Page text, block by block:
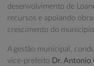
desenvolvimento de
recursos e apoiando
crescimento do município.
A gestão municipal,
vice-prefeito Dr. Antonio